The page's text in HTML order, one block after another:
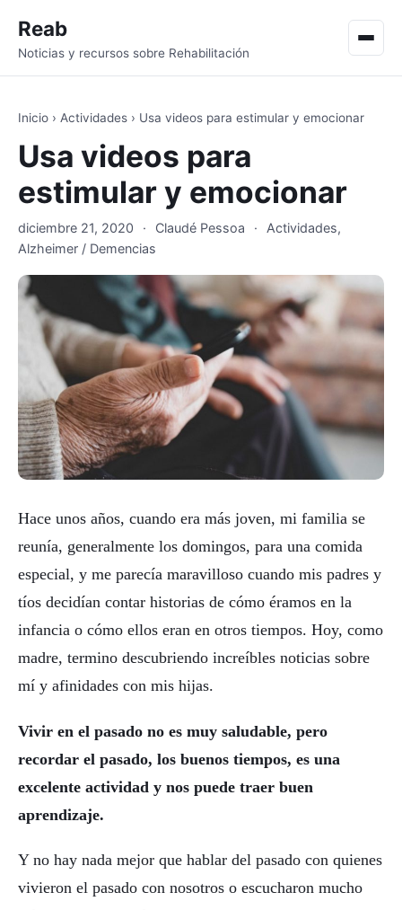
Reab
Noticias y recursos sobre Rehabilitación
Inicio › Actividades › Usa videos para estimular y emocionar
Usa videos para
estimular y emocionar
diciembre 21, 2020 · Claudé Pessoa · Actividades,
Alzheimer / Demencias
Hace unos años, cuando era más joven, mi familia se
reunía, generalmente los domingos, para una comida
especial, y me parecía maravilloso cuando mis padres y
tíos decidían contar historias de cómo éramos en la
infancia o cómo ellos eran en otros tiempos. Hoy, como
madre, termino descubriendo increíbles noticias sobre
mí y afinidades con mis hijas.
Vivir en el pasado no es muy saludable, pero
recordar el pasado, los buenos tiempos, es una
excelente actividad y nos puede traer buen
aprendizaje.
Y no hay nada mejor que hablar del pasado con quienes
vivieron el pasado con nosotros o escucharon mucho